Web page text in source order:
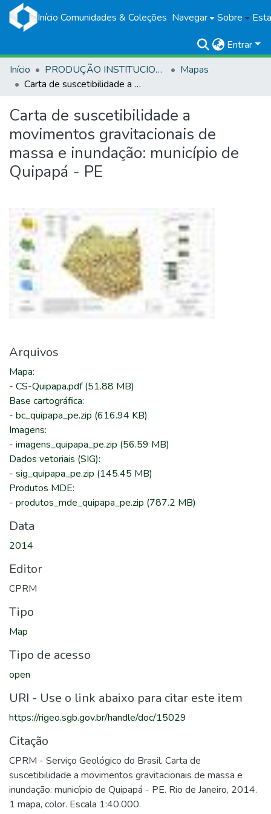
Início Comunidades & Coleções Navegar Sobre
Entrar
Início
PRODUÇÃO INSTITUCIONAL
Mapas
Carta de suscetibilidade a movimentos gravitacionais de massa e inundação: município de Quipapá - PE
Carta de suscetibilidade a
movimentos gravitacionais de
massa e inundação: município de
Quipapá - PE
Arquivos
Mapa:
- CS-Quipapa.pdf(51.88 MB)
Base cartográfica:
- bc_quipapa_pe.zip (616.94 KB)
Imagens:
- imagens_quipapa_pe.zip (56.59 MB)
Dados vetoriais (SIG):
- sig_quipapa_pe.zip (145.45 MB)
Produtos MDE:
- produtos_mde_quipapa_pe.zip (787.2 MB)
Data
2014
Editor
CPRM
Tipo
Map
Tipo de acesso
open
URI - Use o link abaixo para citar este item
https://rigeo.sgb.gov.br/handle/doc/15029
Citação
CPRM - Serviço Geológico do Brasil. Carta de
suscetibilidade a movimentos gravitacionais de massa e
inundação: município de Quipapá - PE. Rio de Janeiro, 2014.
1 mapa, color. Escala 1:40.000.